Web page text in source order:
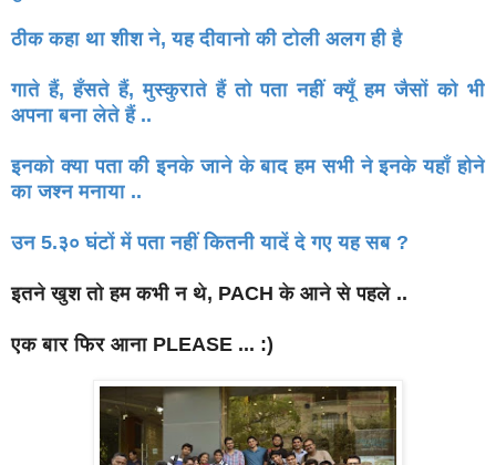
ठीक कहा था शीश ने, यह दीवानो की टोली अलग ही है
गाते हैं, हँसते हैं, मुस्कुराते हैं तो पता नहीं क्यूँ हम जैसों को भी
अपनाबना लेते हैं ..
इनको क्या पता की इनके जाने के बाद हम सभी ने इनके यहाँ होने
काजश्न मनाया ..
उन 5.३० घंटों में पता नहीं कितनी यादें दे गए यह सब ?
इतने खुश तो हम कभी न थे, PACH के आने से पहले ..
एक बार फिर आना PLEASE ... :)